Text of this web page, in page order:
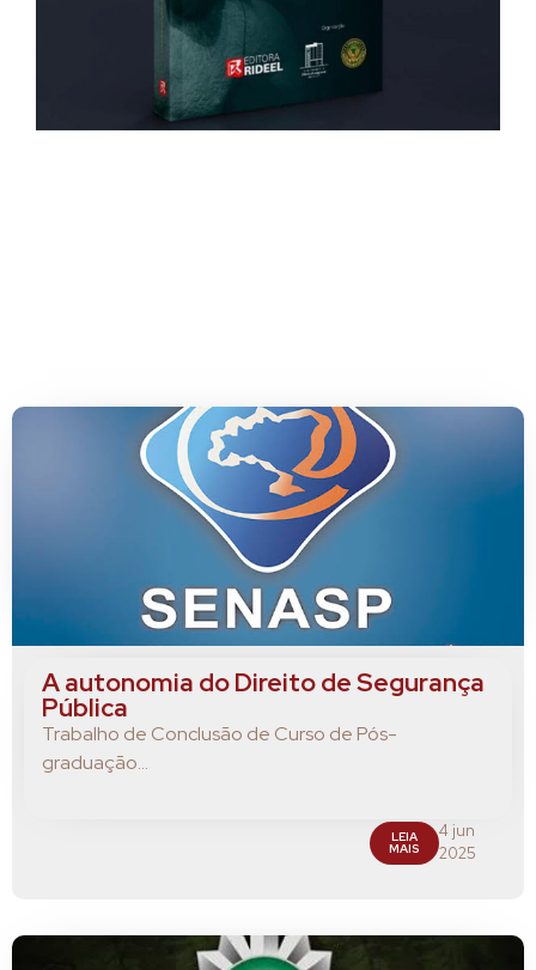
A autonomia do Direito de Segurança
Pública
Trabalho de Conclusão de Curso de Pós-
graduação...
LEIA
MAIS
4 jun
2025